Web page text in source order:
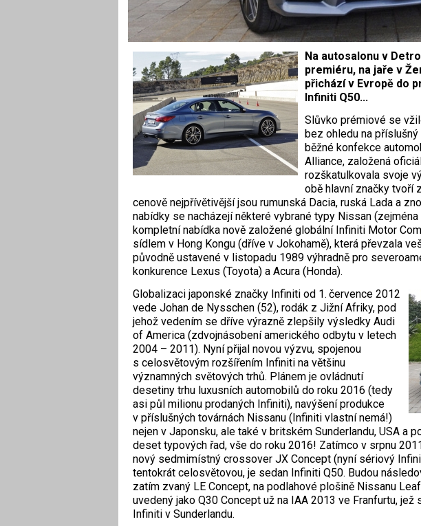
Na autosalonu v
premiéru, na jaře v
přichází v Evropě do
Infiniti Q50...
Slůvko prémiové se
bez ohledu na
běžné konfekce
Alliance, založená
rozškatulkovala svoje
obě hlavní značky tvoří
cenově nejpřívětivější jsou rumunská Dacia, ruská Lada a
nabídky se nacházejí některé vybrané typy Nissan
kompletní nabídka nově založené globální Infiniti Motor
sídlem v Hong Kongu (dříve v Jokohamě), která převzala
původně ustavené v listopadu 1989 výhradně pro
konkurence Lexus (Toyota) a Acura (Honda).
Globalizaci japonské značky Infiniti od 1. července 2012
vede Johan de Nysschen (52), rodák z Jižní Afriky, pod
jehož vedením se dříve výrazně zlepšily výsledky Audi
of America (zdvojnásobení amerického odbytu v letech
2004 – 2011). Nyní přijal novou výzvu, spojenou
s celosvětovým rozšířením Infiniti na většinu
významných světových trhů. Plánem je ovládnutí
desetiny trhu luxusních automobilů do roku 2016 (tedy
asi půl milionu prodaných Infiniti), navýšení produkce
v příslušných továrnách Nissanu (Infiniti vlastní nemá!)
nejen v Japonsku, ale také v britském Sunderlandu, USA a
deset typových řad, vše do roku 2016! Zatímco v srpnu
nový sedmimístný crossover JX Concept (nyní sériový
tentokrát celosvětovou, je sedan Infiniti Q50. Budou
zatím zvaný LE Concept, na podlahové plošině Nissanu
uvedený jako Q30 Concept už na IAA 2013 ve Franfurtu,
Infiniti v Sunderlandu.